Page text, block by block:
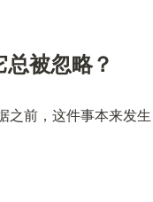
总被忽略？
之前，这件事本来发生